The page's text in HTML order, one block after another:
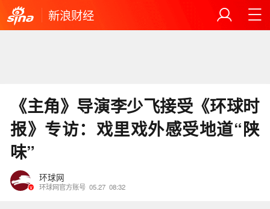
新浪财经
《主角》导演李少飞接受《环球时
报》专访：戏里戏外感受地道“陕
味”
环球网
环球网官方账号 05.27 08:32